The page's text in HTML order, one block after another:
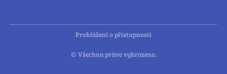
Prohlášení o přístupnosti
© Všechna práva vyhrazena.